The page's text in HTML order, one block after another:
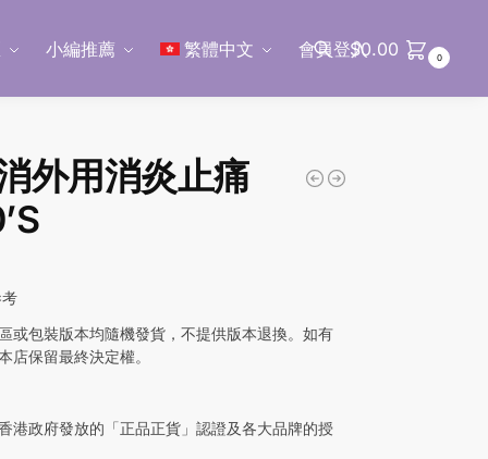
小編推薦 繁體中文 會員登入
$0.00 0
外用消炎止痛
或包裝版本均隨機發貨，不提供版本退換。如有
店保留最終決定權。
港政府發放的「正品正貨」認證及各大品牌的授